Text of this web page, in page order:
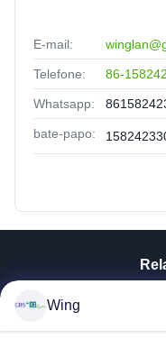
E-mail:
Telefone: 86-
Whatsapp:
bate-papo:
Wing